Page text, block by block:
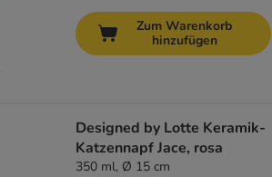
Zum Warenkorb
hinzufügen
Designed by Lotte Keramik-
Katzennapf Jace, rosa
350 ml, Ø 15 cm